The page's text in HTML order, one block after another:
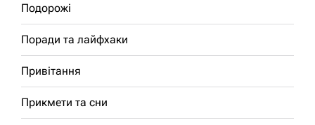
Подорожі
Поради та лайфхаки
Привітання
Прикмети та сни